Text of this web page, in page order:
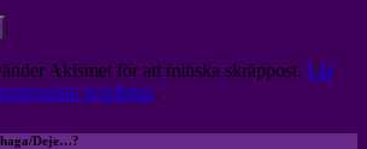
Akismet för att minska skräppost. Lär
bearbetas.
Deje…?